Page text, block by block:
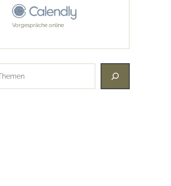
Vorgespräche online